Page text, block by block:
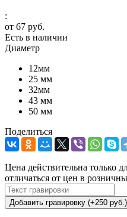
:
от 67 руб.
Есть в наличии
Диаметр
12мм
25 мм
32мм
43 мм
50 мм
Поделиться
Цена действительна только
отличаться от цен в
Добавить гравировку (+250 руб.)